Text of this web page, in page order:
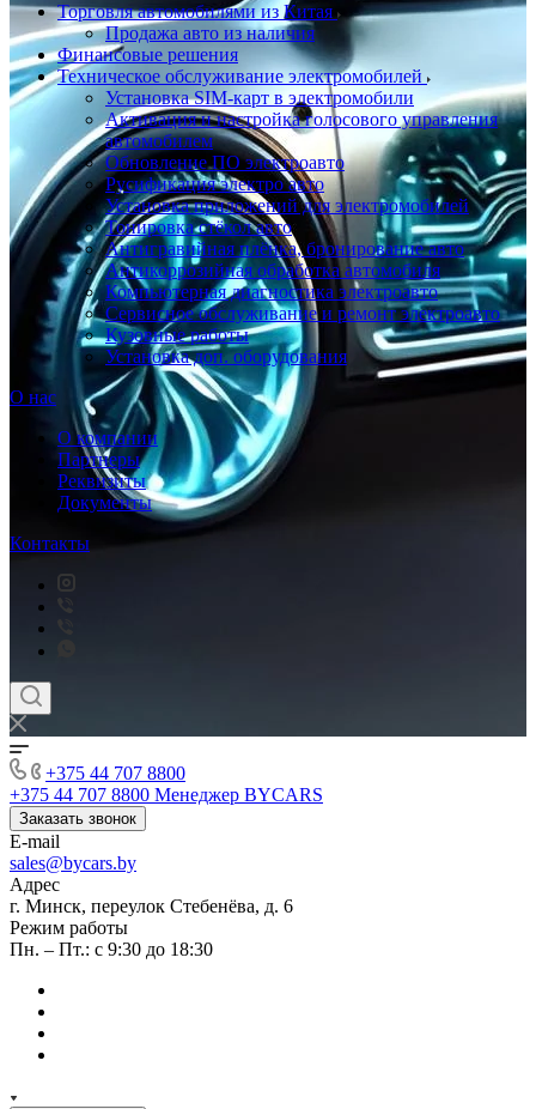
Торговля автомобилями из Китая
Продажа авто из наличия
Финансовые решения
Техническое обслуживание электромобилей
Установка SIM-карт в электромобили
Активация и настройка голосового управления
автомобилем
Обновление ПО электроавто
Русификация электро авто
Установка приложений для электромобилей
Тонировка стёкол авто
Антигравийная плёнка, бронирование авто
Антикоррозийная обработка автомобиля
Компьютерная диагностика электроавто
Сервисное обслуживание и ремонт электроавто
Кузовные работы
Установка доп. оборудования
О нас
О компании
Партнеры
Реквизиты
Документы
Контакты
+375 44 707 8800
+375 44 707 8800 Менеджер BYCARS
Заказать звонок
E-mail
sales@bycars.by
Адрес
г. Минск, переулок Стебенёва, д. 6
Режим работы
Пн. – Пт.: с 9:30 до 18:30